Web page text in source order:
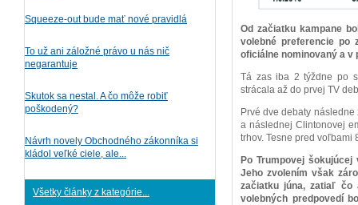
Squeeze-out bude mať nové pravidlá
To už ani záložné právo u nás nič
negarantuje
Skutok sa nestal. A čo môže robiť
poškodený?
Návrh novely Obchodného zákonníka si
kládol veľké ciele, ale...
Všetky články z kategórie...
Od začiatku kampane
volebné preferencie po
oficiálne nominovaný a v
Tá zas iba 2 týždne po
strácala až do prvej TV
Prvé dve debaty
a následnej Clintonovej
trhov. Tesne pred voľbami
Po Trumpovej
Jeho zvolením však
začiatku júna, zatiaľ čo
volebných predpovedí